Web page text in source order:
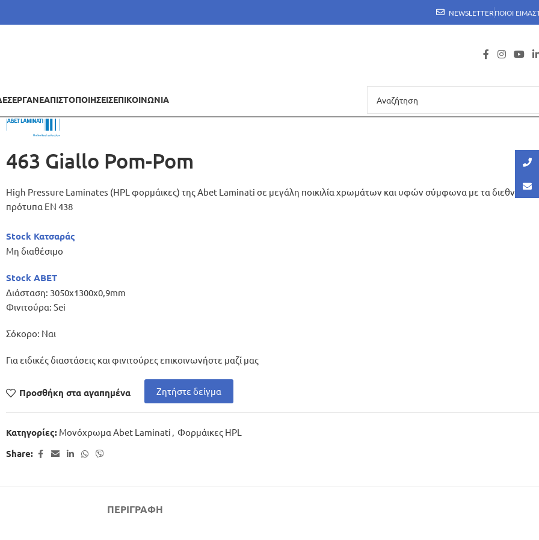
NEWSLETTERΠΟΙΟΙ
ΕΡΓΑΝΕΑΠΙΣΤΟΠΟΙΗΣΕΙΣΕΠΙΚΟΙΝΩΝΙΑ
463 Giallo Pom-Pom
High Pressure Laminates (HPL φορμάικες) της Abet Laminati σε μεγάλη ποικιλία χρωμάτων και υφών σύμφωνα με τα διεθνή
πρότυπα ΕΝ 438
Stock Κατσαράς
Μη διαθέσιμο
Stock ABET
Διάσταση: 3050x1300x0,9mm
Φινιτούρα: Sei
Σόκορο: Ναι
Για ειδικές διαστάσεις και φινιτούρες επικοινωνήστε μαζί μας
Προσθήκη στα αγαπημένα Ζητήστε δείγμα
Κατηγορίες: Μονόχρωμα Abet Laminati , Φορμάικες HPL
Share:
ΠΕΡΙΓΡΑΦΉ